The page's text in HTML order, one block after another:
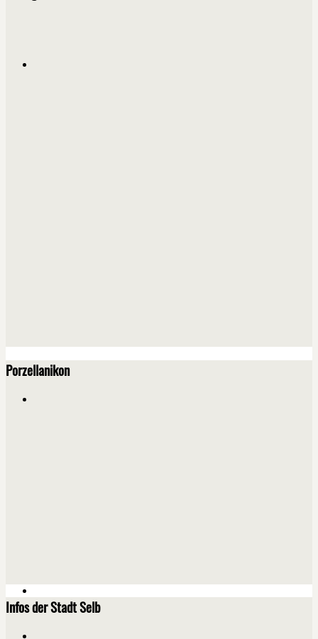
Porzellanikon
Infos der Stadt Selb